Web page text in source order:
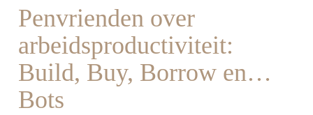
Penvrienden over
arbeidsproductiviteit:
Build, Buy, Borrow en…
Bots